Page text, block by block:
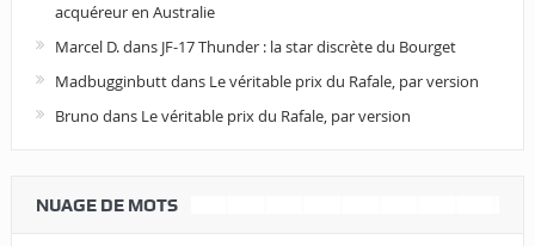
acquéreur en Australie
Marcel D.dans JF-17 Thunder : la star discrète du Bourget
Madbugginbuttdans Le véritable prix du Rafale, par version
Bruno dans Le véritable prix du Rafale, par version
NUAGE DE MOTS